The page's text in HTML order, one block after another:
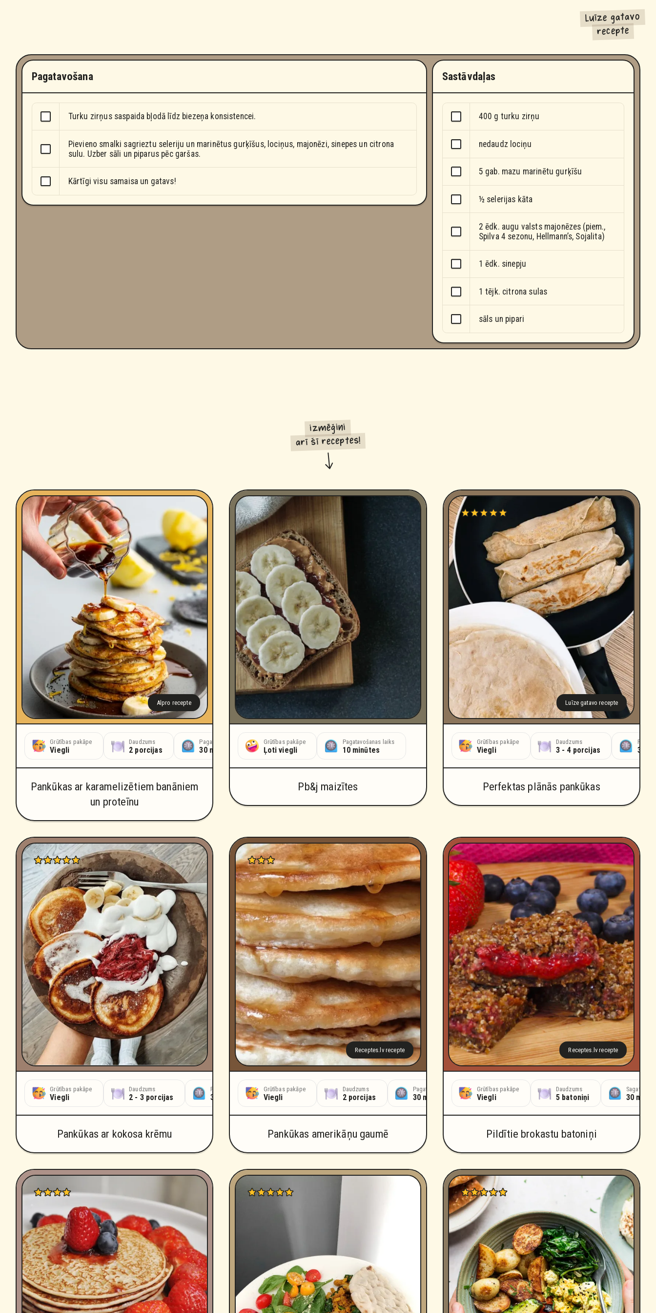
Luīze gatavo
recepte
Pagatavošana
Turku zirņus saspaida bļodā līdz biezeņa konsistencei.
Pievieno smalki sagrieztu seleriju un marinētus gurķīšus, lociņus, majonēzi, sinepes un citrona
sulu. Uzber sāli un piparus pēc garšas.
Kārtīgi visu samaisa un gatavs!
Sastāvdaļas
400 g turku zirņu
nedaudz lociņu
5 gab. mazu marinētu gurķīšu
½ selerijas kāta
2 ēdk. augu valsts majonēzes (piem.,
Spilva 4 sezonu, Hellmann’s, Sojalita)
1 ēdk. sinepju
1 tējk. citrona sulas
sāls un pipari
izmēģini
arī šī receptes!
Alpro recepte
Grūtības pakāpe
Viegli
Daudzums
2 porcijas
Pagatavošanas laiks
30 minūtes
Pankūkas ar karamelizētiem banāniem
un proteīnu
Grūtības pakāpe
Ļoti viegli
Pagatavošanas laiks
10 minūtes
Pb&j maizītes
Luīze gatavo recepte
Grūtības pakāpe
Viegli
Daudzums
3 - 4 porcijas 30
Perfektas plānās pankūkas
Grūtības pakāpe
Viegli
Daudzums
2 - 3 porcijas
Pagatavošanas laiks
30 minūtes
Pankūkas ar kokosa krēmu
Receptes.lv recepte
Grūtības pakāpe
Viegli
Daudzums
2 porcijas
Pagatavošanas laiks
30 minūtes
Pankūkas amerikāņu gaumē
Receptes.lv recepte
Grūtības pakāpe
Viegli
Daudzums
5 batoniņi 30
Pildītie brokastu batoniņi